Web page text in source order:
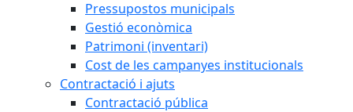
Pressupostos municipals
Gestió econòmica
Patrimoni (inventari)
Cost de les campanyes institucionals
Contractació i ajuts
Contractació pública